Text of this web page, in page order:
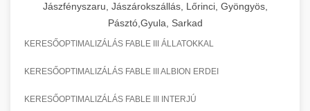
Jászfényszaru, Jászárokszállás, Lőrinci, Gyöngyös,
Pásztó,Gyula, Sarkad
KERESŐOPTIMALIZÁLÁS FABLE III ÁLLATOKKAL
KERESŐOPTIMALIZÁLÁS FABLE III ALBION ERDEI
KERESŐOPTIMALIZÁLÁS FABLE III INTERJÚ